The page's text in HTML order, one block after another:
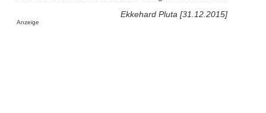
Ekkehard Pluta [31.12.2015]
Anzeige